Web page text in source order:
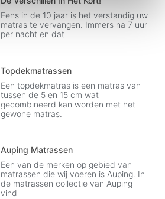
Eens in de 10 jaar is het verstandig uw
matras te vervangen. Immers na 7 uur
per nacht en dat
Topdekmatrassen
Een topdekmatras is een matras van
tussen de 5 en 15 cm wat
gecombineerd kan worden met het
gewone matras.
Auping Matrassen
Een van de merken op gebied van
matrassen die wij voeren is Auping. In
de matrassen collectie van Auping
vind